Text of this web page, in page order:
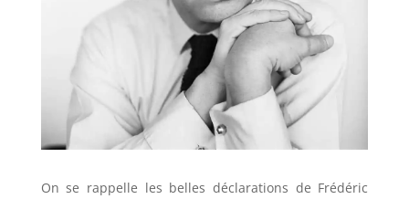
On se rappelle les belles déclarations de Frédéric